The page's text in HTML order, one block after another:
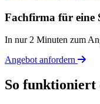
Fachfirma für eine
In nur 2 Minuten zum
Angebot anfordern
So funktioniert